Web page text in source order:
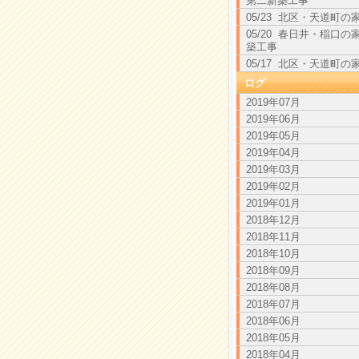
05/23 北区・天道町の
05/20 春日井・稲口の
築工事
05/17 北区・天道町の
ログ
2019年07月
2019年06月
2019年05月
2019年04月
2019年03月
2019年02月
2019年01月
2018年12月
2018年11月
2018年10月
2018年09月
2018年08月
2018年07月
2018年06月
2018年05月
2018年04月